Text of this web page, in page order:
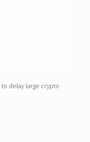
delay large crypto